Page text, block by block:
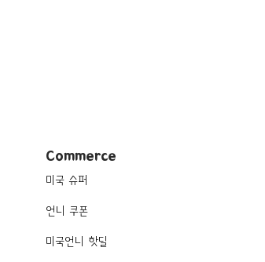
Commerce
미국 슈퍼
언니 쿠폰
미국언니 핫딜